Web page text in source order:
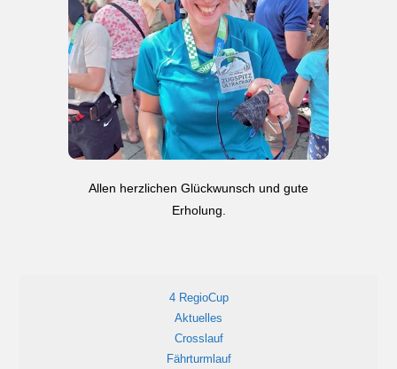
Allen herzlichen Glückwunsch und gute
Erholung.
4 RegioCup
Aktuelles
Crosslauf
Fährturmlauf